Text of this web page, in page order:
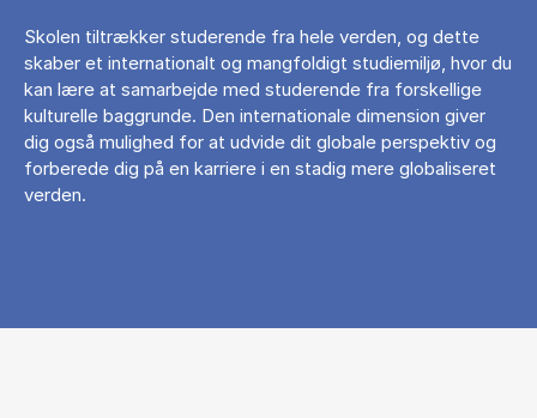
Skolen tiltrækker studerende fra hele verden, og dette
skaber et internationalt og mangfoldigt studiemiljø, hvor du
kan lære at samarbejde med studerende fra forskellige
kulturelle baggrunde. Den internationale dimension giver
dig også mulighed for at udvide dit globale perspektiv og
forberede dig på en karriere i en stadig mere globaliseret
verden.